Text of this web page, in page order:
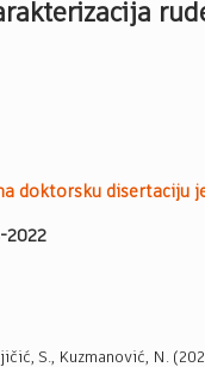
doktorsku disertaciju
2022
S., Kuzmanović, N.